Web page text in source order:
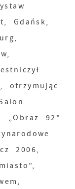
Gdańsk,
otrzymując
„Obraz 92”
2006,